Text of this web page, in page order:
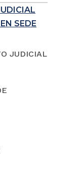
SEDE
JUDICIAL